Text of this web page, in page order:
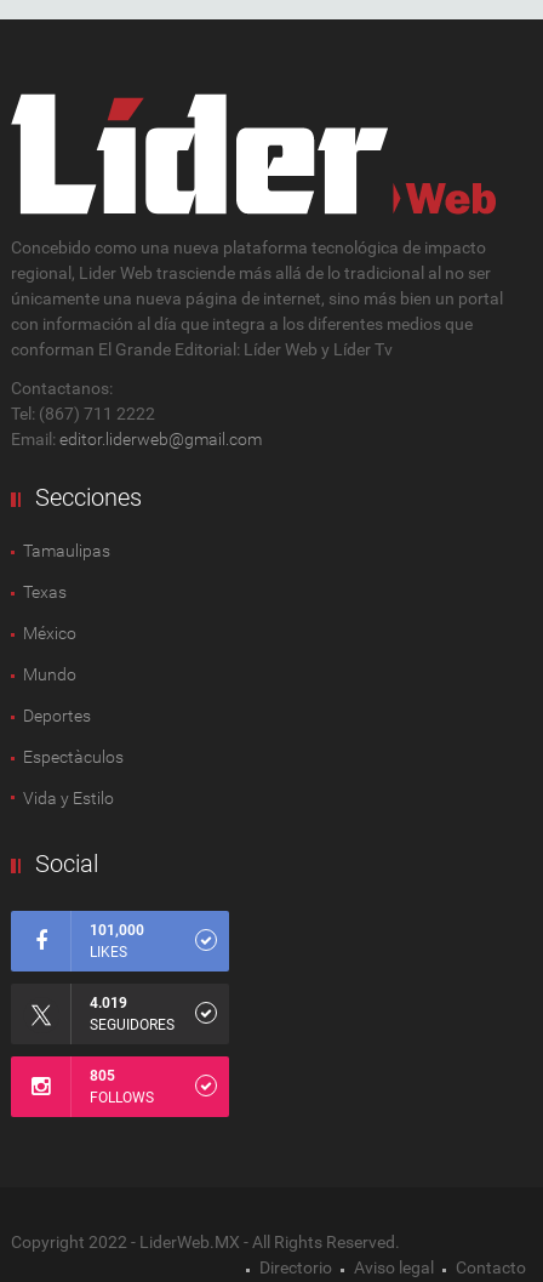
Concebido como una nueva plataforma tecnológica de impacto
regional, Lider Web trasciende más allá de lo tradicional al no ser
únicamente una nueva página de internet, sino más bien un portal
con información al día que integra a los diferentes medios que
conforman El Grande Editorial: Líder Web y Líder Tv
Contactanos:
Tel: (867) 711 2222
Email: editor.liderweb@gmail.com
Secciones
Tamaulipas
Texas
México
Mundo
Deportes
Espectàculos
Vida y Estilo
Social
101,000
LIKES
4.019
SEGUIDORES
805
FOLLOWS
Copyright 2022 - LiderWeb.MX - All Rights Reserved.
Directorio
Aviso legal Contacto